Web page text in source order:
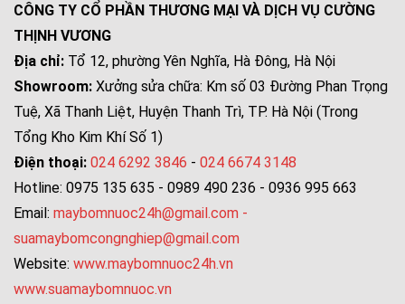
CÔNG TY CỔ PHẦN THƯƠNG MẠI VÀ DỊCH VỤ CƯỜNG
THỊNH VƯƠNG
Địa chỉ: Tổ 12, phường Yên Nghĩa, Hà Đông, Hà Nội
Showroom: Xưởng sửa chữa: Km số 03 Đường Phan Trọng
Tuệ, Xã Thanh Liệt, Huyện Thanh Trì, TP. Hà Nội (Trong
Tổng Kho Kim Khí Số 1)
Điện thoại: 024 6292 3846 - 024 6674 3148
Hotline: 0975 135 635 - 0989 490 236 - 0936 995 663
Email: maybomnuoc24h@gmail.com -
suamaybomcongnghiep@gmail.com
Website: www.maybomnuoc24h.vn
www.suamaybomnuoc.vn